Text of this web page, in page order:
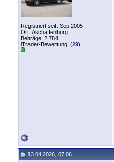
Registriert seit: Sep 2005
Ort: Aschaffenburg
Beiträge: 2.784
iTrader-Bewertung: (29)
13.04.2026, 07:06